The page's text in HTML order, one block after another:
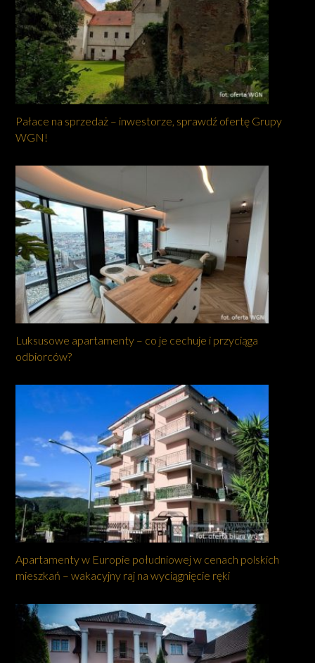
Pałace na sprzedaż – inwestorze, sprawdź ofertę Grupy
WGN!
Luksusowe apartamenty – co je cechuje i przyciąga
odbiorców?
Apartamenty w Europie południowej w cenach polskich
mieszkań – wakacyjny raj na wyciągnięcie ręki